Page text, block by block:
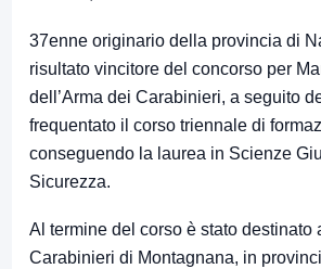
37enne originario della provincia di
risultato vincitore del concorso per
dell’Arma dei Carabinieri, a seguito
frequentato il corso triennale di
conseguendo la laurea in Scienze
Sicurezza.
Al termine del corso è stato destinato
Carabinieri di Montagnana, in